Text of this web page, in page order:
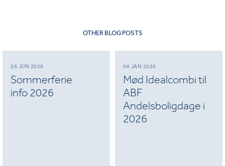
OTHER BLOG POSTS
26 JUN 2026
Sommerferie
info 2026
06 JAN 2026
Mød Idealcombi til
ABF
Andelsboligdage i
2026